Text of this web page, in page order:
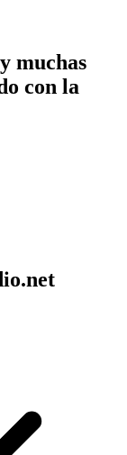
muchas
con la